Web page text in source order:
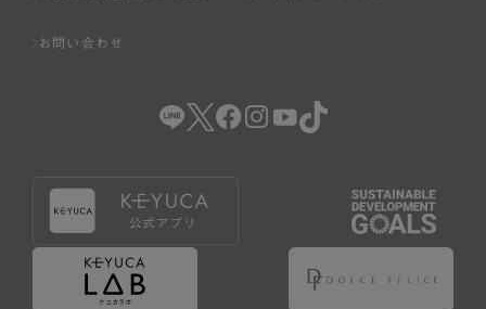
お問い合わせ